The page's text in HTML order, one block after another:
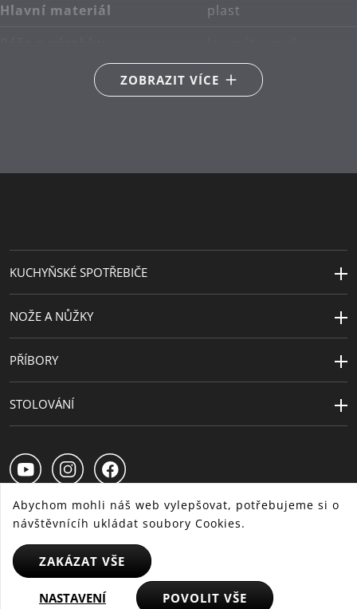
Hlavní materiál
plast
Sekundární materiál
nerezová ocel
ZOBRAZIT VÍCE
KUCHYŇSKÉ SPOTŘEBIČE
NOŽE A NŮŽKY
PŘÍBORY
STOLOVÁNÍ
CS SK HU
Abychom mohli náš web vylepšovat, potřebujeme si o
návštěvnícíh ukládat soubory Cookies.
ZAKÁZAT VŠE
NASTAVENÍ POVOLIT VŠE